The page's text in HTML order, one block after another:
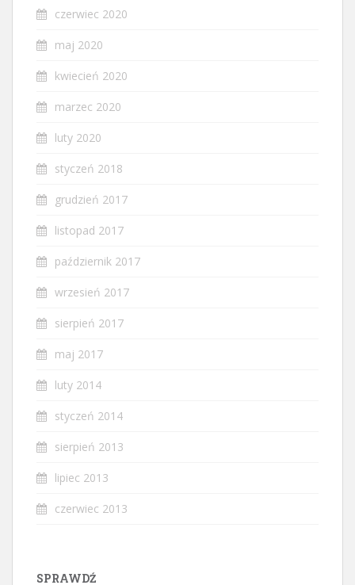
czerwiec 2020
maj 2020
kwiecień 2020
marzec 2020
luty 2020
styczeń 2018
grudzień 2017
listopad 2017
październik 2017
wrzesień 2017
sierpień 2017
maj 2017
luty 2014
styczeń 2014
sierpień 2013
lipiec 2013
czerwiec 2013
SPRAWDŹ